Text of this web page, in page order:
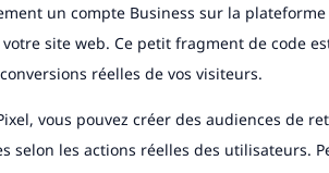
un compte Business sur la
votre site web. Ce petit fragment de code
réelles de vos visiteurs.
vous pouvez créer des audiences de
selon les actions réelles des utilisateurs.